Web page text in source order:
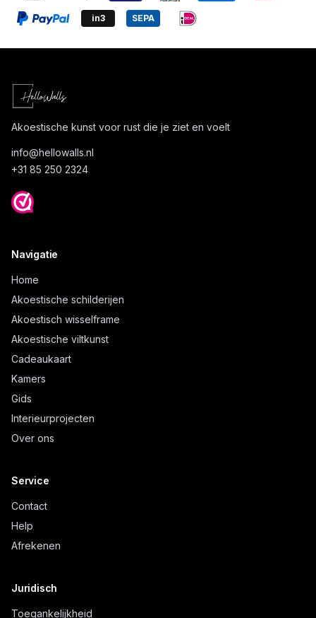
in3 SEPA
Akoestische kunst voor rust die je ziet en voelt
info@hellowalls.nl
+31 85 250 2324
Navigatie
Home
Akoestische schilderijen
Akoestisch wisselframe
Akoestische viltkunst
Cadeaukaart
Kamers
Gids
Interieurprojecten
Over ons
Service
Contact
Help
Afrekenen
Juridisch
Toegankelijkheid